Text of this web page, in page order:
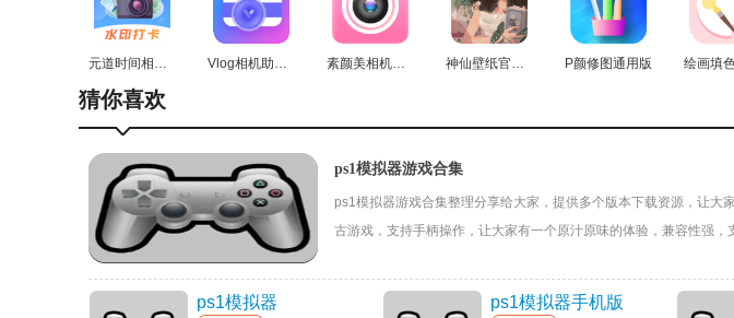
3、接下来，在Controller Settings的上方导航栏里选择Port 1选项，然后在弹出的界
元道时间相机安卓直装版 Vlog相机助手通用版 素颜美相机官方最新版 神仙壁纸官方版 P颜修图通用版
猜你喜欢
ps1模拟器游戏合集
ps1模拟器游戏合集整理分享给大家，提供多个版本下载资源，让大
古游戏，支持手柄操作，让大家有一个原汁原味的体验，兼容性强
ps1模拟器 ps1模拟器手机版